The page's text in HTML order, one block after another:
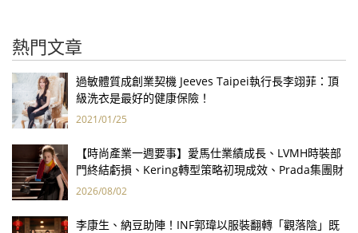
熱門文章
過敏體質成創業契機 Jeeves Taipei執行長李翊菲：頂
級洗衣是最好的健康保險！
2021/01/25
【時尚產業一週要事】愛馬仕業績成長、LVMH時裝部
門終結虧損、Kering轉型策略初現成效、Prada集團財
報亮眼
2026/08/02
李康生、納豆助陣！INF郭瑋以服裝翻轉「觀落陰」既